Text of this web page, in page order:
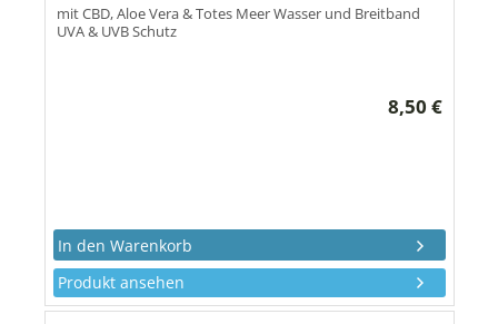
mit CBD, Aloe Vera & Totes Meer Wasser und Breitband
UVA & UVB Schutz
8,50 €
Produkt ansehen